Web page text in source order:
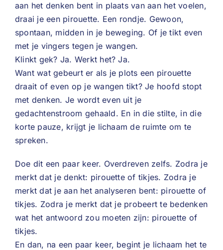
aan het denken bent in plaats van aan het voelen,
draai je een pirouette. Een rondje. Gewoon,
spontaan, midden in je beweging. Of je tikt even
met je vingers tegen je wangen.
Klinkt gek? Ja. Werkt het? Ja.
Want wat gebeurt er als je plots een pirouette
draait of even op je wangen tikt? Je hoofd stopt
met denken. Je wordt even uit je
gedachtenstroom gehaald. En in die stilte, in die
korte pauze, krijgt je lichaam de ruimte om te
spreken.
Doe dit een paar keer. Overdreven zelfs. Zodra je
merkt dat je denkt: pirouette of tikjes. Zodra je
merkt dat je aan het analyseren bent: pirouette of
tikjes. Zodra je merkt dat je probeert te bedenken
wat het antwoord zou moeten zijn: pirouette of
tikjes.
En dan, na een paar keer, begint je lichaam het te